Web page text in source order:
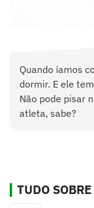
Quando íamos
dormir. E ele
Não pode pisar
atleta, sabe?
TUDO SOBRE